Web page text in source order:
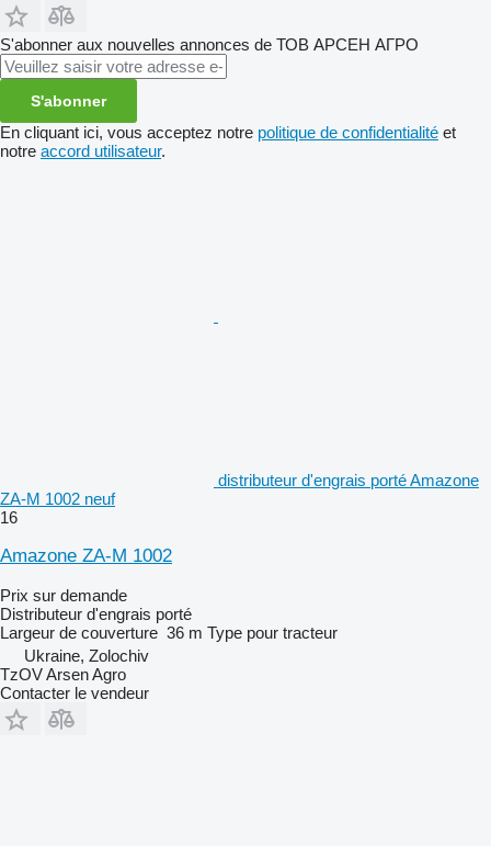
S'abonner aux nouvelles annonces de ТОВ АРСЕН АГРО
S'abonner
En cliquant ici, vous acceptez notre politique de confidentialité et
notre accord utilisateur.
distributeur d'engrais porté Amazone
ZA-M 1002 neuf
16
Amazone ZA-M 1002
Prix sur demande
Distributeur d'engrais porté
Largeur de couverture 36 m Type pour tracteur
Ukraine, Zolochiv
TzOV Arsen Agro
Contacter le vendeur